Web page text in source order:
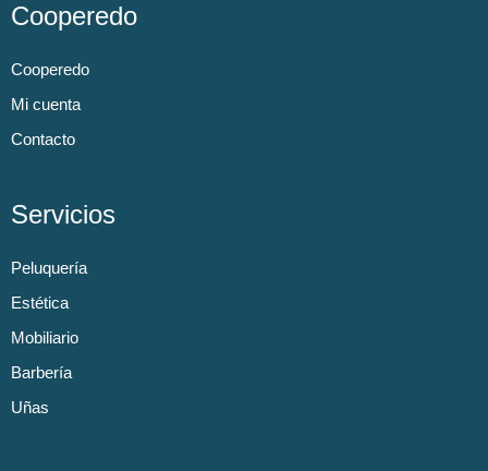
Cooperedo
Cooperedo
Mi cuenta
Contacto
Servicios
Peluquería
Estética
Mobiliario
Barbería
Uñas